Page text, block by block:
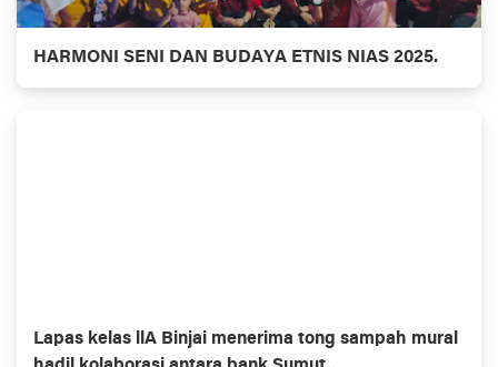
HARMONI SENI DAN BUDAYA ETNIS NIAS 2025.
Lapas kelas llA Binjai menerima tong sampah mural